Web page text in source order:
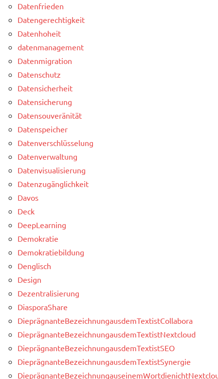
Datenfrieden
Datengerechtigkeit
Datenhoheit
datenmanagement
Datenmigration
Datenschutz
Datensicherheit
Datensicherung
Datensouveränität
Datenspeicher
Datenverschlüsselung
Datenverwaltung
Datenvisualisierung
Datenzugänglichkeit
Davos
Deck
DeepLearning
Demokratie
Demokratiebildung
Denglisch
Design
Dezentralisierung
DiasporaShare
DieprägnanteBezeichnungausdemTextistCollabora
DieprägnanteBezeichnungausdemTextistNextcloud
DieprägnanteBezeichnungausdemTextistSEO
DieprägnanteBezeichnungausdemTextistSynergie